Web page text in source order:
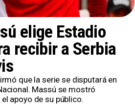
elige Estadio
recibir a Serbia
que la serie se disputará en
Massú se mostró
apoyo de su público.